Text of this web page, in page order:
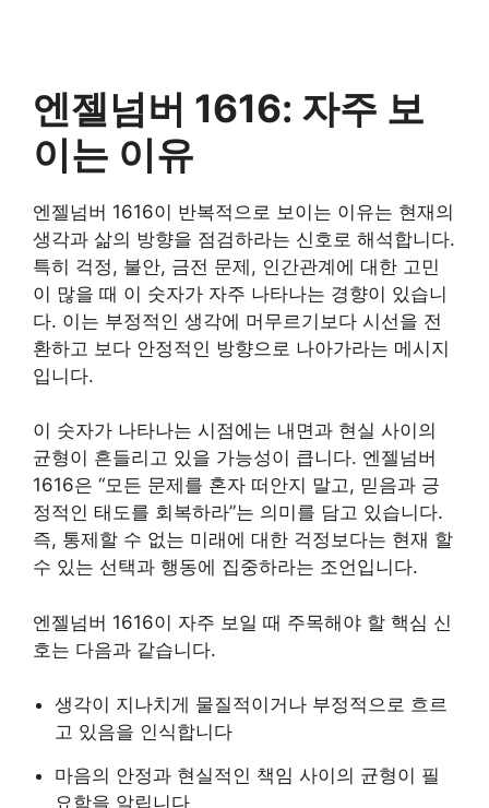
엔젤넘버 1616: 자주 보
이는 이유
엔젤넘버 1616이 반복적으로 보이는 이유는 현재의
생각과 삶의 방향을 점검하라는 신호로 해석합니다.
특히 걱정, 불안, 금전 문제, 인간관계에 대한 고민
이 많을 때 이 숫자가 자주 나타나는 경향이 있습니
다. 이는 부정적인 생각에 머무르기보다 시선을 전
환하고 보다 안정적인 방향으로 나아가라는 메시지
입니다.
이 숫자가 나타나는 시점에는 내면과 현실 사이의
균형이 흔들리고 있을 가능성이 큽니다. 엔젤넘버
1616은 “모든 문제를 혼자 떠안지 말고, 믿음과 긍
정적인 태도를 회복하라”는 의미를 담고 있습니다.
즉, 통제할 수 없는 미래에 대한 걱정보다는 현재 할
수 있는 선택과 행동에 집중하라는 조언입니다.
엔젤넘버 1616이 자주 보일 때 주목해야 할 핵심 신
호는 다음과 같습니다.
생각이 지나치게 물질적이거나 부정적으로 흐르
고 있음을 인식합니다
마음의 안정과 현실적인 책임 사이의 균형이 필
요함을 알립니다